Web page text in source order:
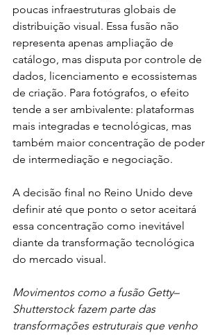
poucas infraestruturas globais de
distribuição visual. Essa fusão não
representa apenas ampliação de
catálogo, mas disputa por controle de
dados, licenciamento e ecossistemas
de criação. Para fotógrafos, o efeito
tende a ser ambivalente: plataformas
mais integradas e tecnológicas, mas
também maior concentração de poder
de intermediação e negociação.
A decisão final no Reino Unido deve
definir até que ponto o setor aceitará
essa concentração como inevitável
diante da transformação tecnológica
do mercado visual.
Movimentos como a fusão Getty–
Shutterstock fazem parte das
transformações estruturais que venho